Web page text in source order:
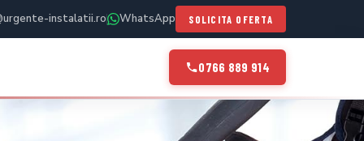
instalatii.ro WhatsApp SOLICITA OFERTA
0766 889 914